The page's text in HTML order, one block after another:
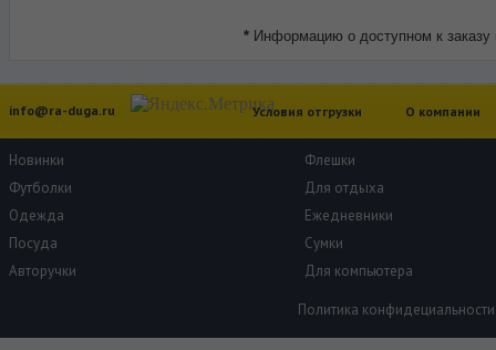
* Информацию о доступном к заказу
info@ra-duga.ru Условия отгрузки О компании
Новинки
Флешки
Футболки
Для отдыха
Одежда
Ежедневники
Посуда
Сумки
Авторучки
Для компьютера
Политика конфидециальности